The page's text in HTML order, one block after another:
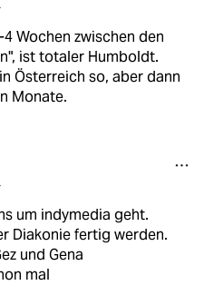
Wochen zwischen den
ist totaler Humboldt.
Österreich so, aber dann
Monate.
um indymedia geht.
Diakonie fertig werden.
und Gena
mal